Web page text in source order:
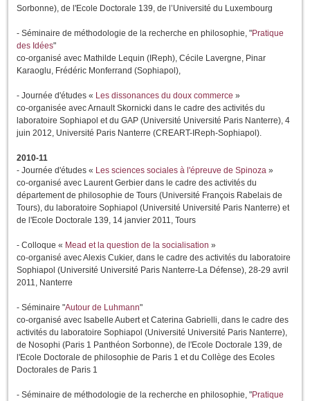
Sorbonne), de l'Ecole Doctorale 139, de l’Université du Luxembourg
- Séminaire de méthodologie de la recherche en philosophie, "Pratique
des Idées"
co-organisé avec Mathilde Lequin (IReph), Cécile Lavergne, Pinar
Karaoglu, Frédéric Monferrand (Sophiapol),
- Journée d'études « Les dissonances du doux commerce »
co-organisée avec Arnault Skornicki dans le cadre des activités du
laboratoire Sophiapol et du GAP (Université Université Paris Nanterre), 4
juin 2012, Université Paris Nanterre (CREART-IReph-Sophiapol).
2010-11
- Journée d'études « Les sciences sociales à l'épreuve de Spinoza »
co-organisé avec Laurent Gerbier dans le cadre des activités du
département de philosophie de Tours (Université François Rabelais de
Tours), du laboratoire Sophiapol (Université Université Paris Nanterre) et
de l'Ecole Doctorale 139, 14 janvier 2011, Tours
- Colloque « Mead et la question de la socialisation »
co-organisé avec Alexis Cukier, dans le cadre des activités du laboratoire
Sophiapol (Université Université Paris Nanterre-La Défense), 28-29 avril
2011, Nanterre
- Séminaire "Autour de Luhmann"
co-organisé avec Isabelle Aubert et Caterina Gabrielli, dans le cadre des
activités du laboratoire Sophiapol (Université Université Paris Nanterre),
de Nosophi (Paris 1 Panthéon Sorbonne), de l'Ecole Doctorale 139, de
l'Ecole Doctorale de philosophie de Paris 1 et du Collège des Ecoles
Doctorales de Paris 1
- Séminaire de méthodologie de la recherche en philosophie, "Pratique